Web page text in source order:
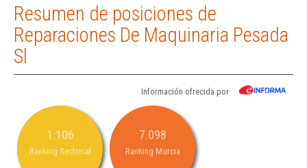
Resumen de posiciones de
Reparaciones De Maquinaria Pesada
Sl
Información ofrecida por
1.106
Ranking Sectorial
7.098
Ranking Murcia